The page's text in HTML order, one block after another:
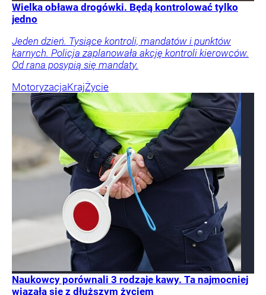
Wielka obława drogówki. Będą kontrolować tylko
jedno
Jeden dzień. Tysiące kontroli, mandatów i punktów
karnych. Policja zaplanowała akcję kontroli kierowców.
Od rana posypią się mandaty.
MotoryzacjaKrajŻycie
Naukowcy porównali 3 rodzaje kawy. Ta najmocniej
wiązała się z dłuższym życiem